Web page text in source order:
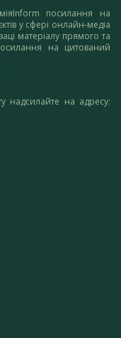
посилання на
у сфері онлайн-медіа
матеріалу прямого та
на цитований
надсилайте на адресу: